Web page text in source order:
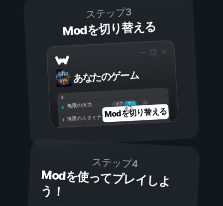
ステップ3
Modを切り替える
あなたのゲーム
オン
オフ
無限の体力
無限のスタミナ Modを切り替える
ステップ4
Modを使ってプレイしよ
う！